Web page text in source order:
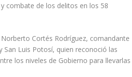
combate de los delitos en los 58
Cortés Rodríguez, comandante
San Luis Potosí, quien reconoció las
los niveles de Gobierno para llevarlas